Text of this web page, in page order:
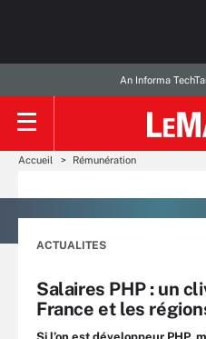
An Informa
Accueil Rémunération
ACTUALITES
Salaires PHP : un
France et les